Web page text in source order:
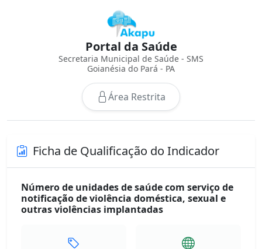
Portal da Saúde
Secretaria Municipal de Saúde - SMS
Goianésia do Pará - PA
Área Restrita
Ficha de Qualificação do Indicador
Número de unidades de saúde com serviço de
notificação de violência doméstica, sexual e
outras violências implantadas